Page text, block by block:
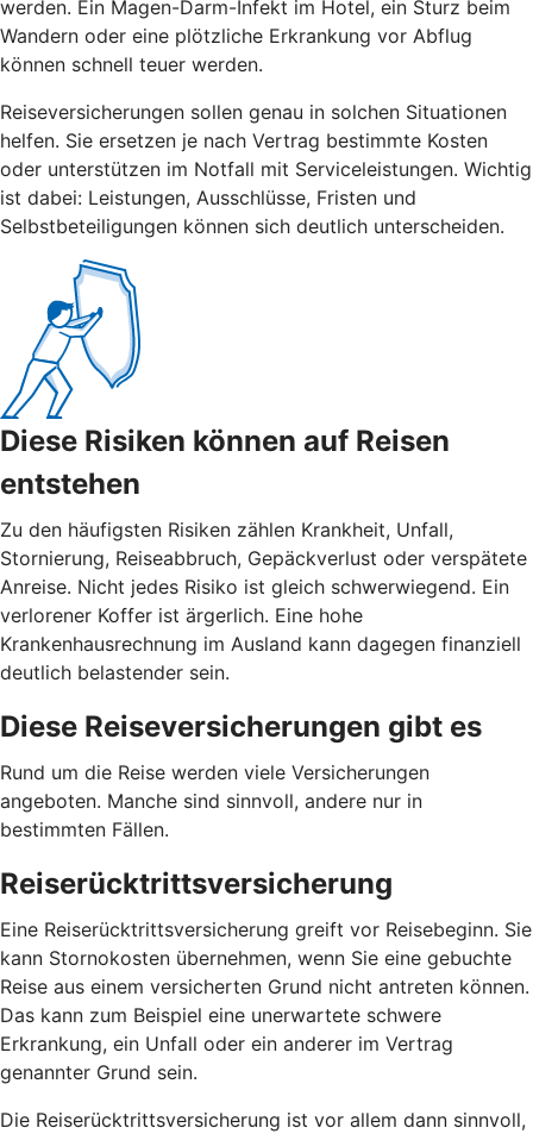
werden. Ein Magen-Darm-Infekt im Hotel, ein Sturz beim
Wandern oder eine plötzliche Erkrankung vor Abflug
können schnell teuer werden.
Reiseversicherungen sollen genau in solchen Situationen
helfen. Sie ersetzen je nach Vertrag bestimmte Kosten
oder unterstützen im Notfall mit Serviceleistungen. Wichtig
ist dabei: Leistungen, Ausschlüsse, Fristen und
Selbstbeteiligungen können sich deutlich unterscheiden.
Diese Risiken können auf Reisen
entstehen
Zu den häufigsten Risiken zählen Krankheit, Unfall,
Stornierung, Reiseabbruch, Gepäckverlust oder verspätete
Anreise. Nicht jedes Risiko ist gleich schwerwiegend. Ein
verlorener Koffer ist ärgerlich. Eine hohe
Krankenhausrechnung im Ausland kann dagegen finanziell
deutlich belastender sein.
Diese Reiseversicherungen gibt es
Rund um die Reise werden viele Versicherungen
angeboten. Manche sind sinnvoll, andere nur in
bestimmten Fällen.
Reiserücktrittsversicherung
Eine Reiserücktrittsversicherung greift vor Reisebeginn. Sie
kann Stornokosten übernehmen, wenn Sie eine gebuchte
Reise aus einem versicherten Grund nicht antreten können.
Das kann zum Beispiel eine unerwartete schwere
Erkrankung, ein Unfall oder ein anderer im Vertrag
genannter Grund sein.
Die Reiserücktrittsversicherung ist vor allem dann sinnvoll,